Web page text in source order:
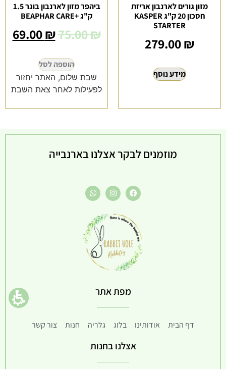
מזון גורים לארנבון אריזת
חסכון 20 ק"ג KASPER
STARTER
279.00₪
מידע נוסף
ביהפר מזון לארנבון בוגר 1.5
ק"ג +BEAPHAR CARE
75.00₪
69.00₪
הקודם
הוא
75.00 ₪
המחיר
הנוכחי
69.00 ₪
הוספה לסל
שבת שלום, האתר יחזור
לפעילות לאחר צאת השבת
מוזמנים לבקר אצלנו בארנבייה
מפת אתר
דף הבית אודותינו בלוג גלריה חנות צור קשר
אצלנו בחנות